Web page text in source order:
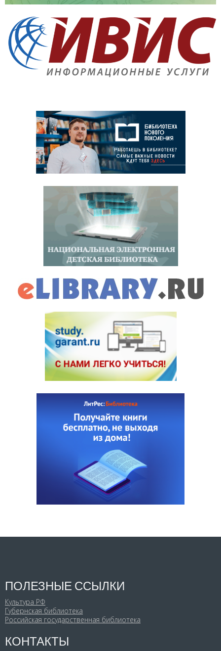
ПОЛЕЗНЫЕ ССЫЛКИ
Культура РФ
Губернская библиотека
Российская государственная библиотека
КОНТАКТЫ